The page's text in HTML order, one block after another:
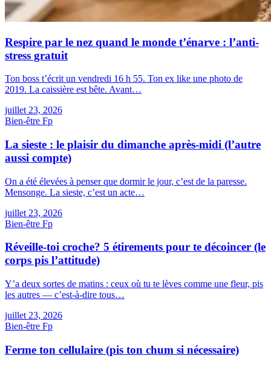
Respire par le nez quand le monde t’énarve : l’anti-
stress gratuit
Ton boss t’écrit un vendredi 16 h 55. Ton ex like une photo de
2019. La caissière est bête. Avant…
juillet 23, 2026
Bien-être Fp
La sieste : le plaisir du dimanche après-midi (l’autre
aussi compte)
On a été élevées à penser que dormir le jour, c’est de la paresse.
Mensonge. La sieste, c’est un acte…
juillet 23, 2026
Bien-être Fp
Réveille-toi croche? 5 étirements pour te décoincer (le
corps pis l’attitude)
Y’a deux sortes de matins : ceux où tu te lèves comme une fleur, pis
les autres — c’est-à-dire tous…
juillet 23, 2026
Bien-être Fp
Ferme ton cellulaire (pis ton chum si nécessaire)